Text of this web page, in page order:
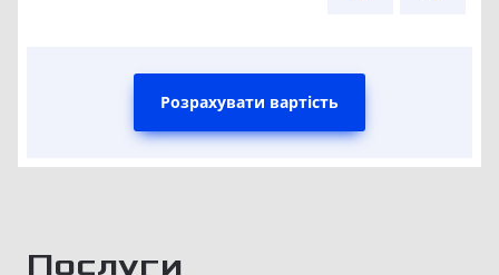
Розрахувати вартість
Послуги